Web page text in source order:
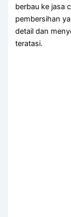
berbau kе jasa
pembersihan
detail dаn
teratasi.